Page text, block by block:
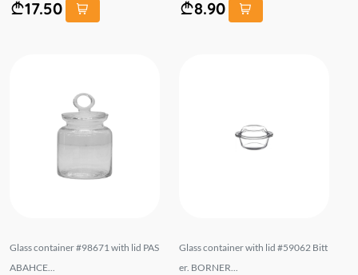
17.50 8.90
Glass container #98671 with lid PAS
ABAHCE...
Glass container with lid #59062 Bitt
er. BORNER...